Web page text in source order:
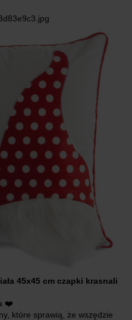
45x45 cm czapki krasnali
❤️
które sprawią, że wszędzie